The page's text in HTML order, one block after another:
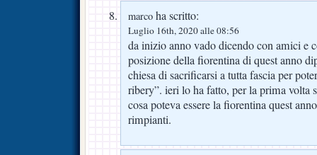
marco ha scritto:
Luglio 16th, 2020 alle 08:56
da inizio anno vado dicendo con amici e
posizione della fiorentina di quest anno
chiesa di sacrificarsi a tutta fascia per
ribery”. ieri lo ha fatto, per la prima volta
cosa poteva essere la fiorentina quest
rimpianti.